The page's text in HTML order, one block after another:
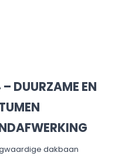
DUURZAME EN
dakbaan